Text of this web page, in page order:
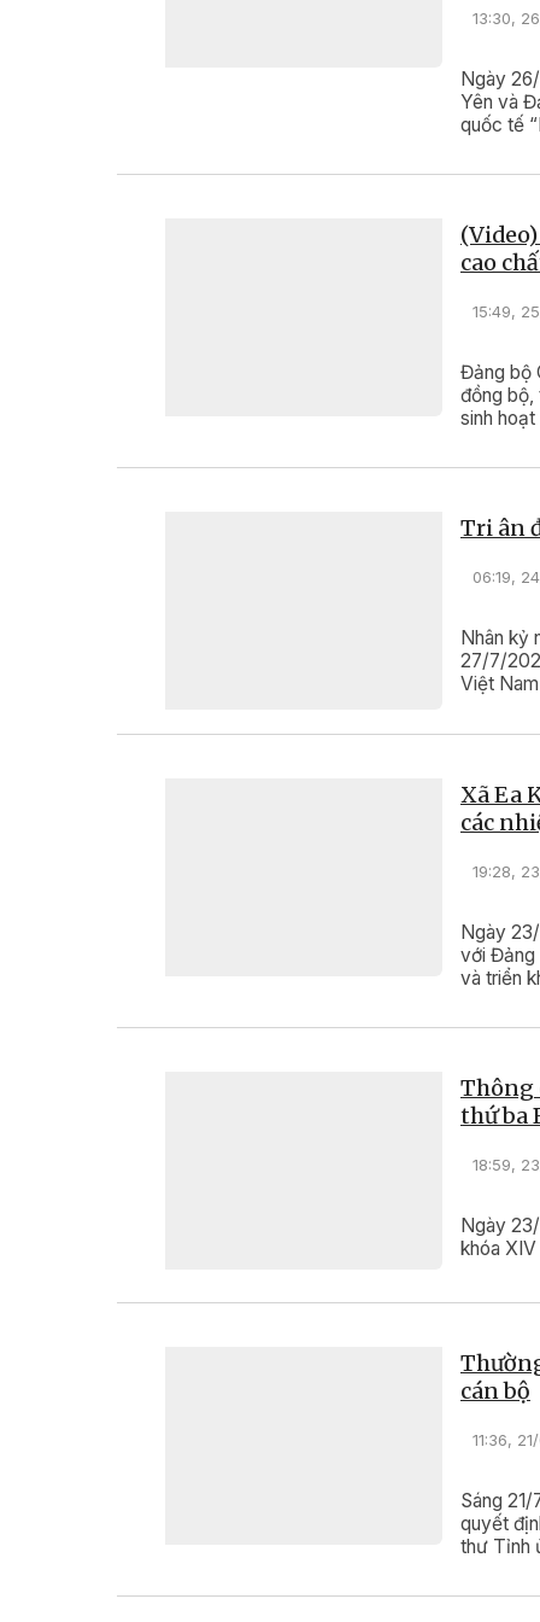
13:30,
Ngày
Yên và
quốc tế
Trung
cao
15:49,
Đảng bộ
đồng bộ,
sinh hoạt
Tri ân
06:19,
Nhân kỷ
27/7/
Việt
Xã Ea
các
19:28,
Ngày
với Đảng
và triển
Thông
thứ ba
18:59,
Ngày
khóa
cán bộ
11:36,
Sáng
quyết
thư Tỉnh